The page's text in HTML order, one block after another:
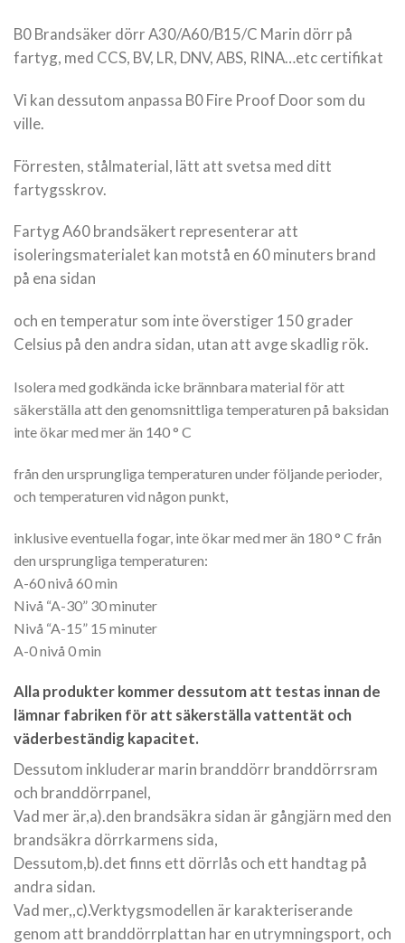
B0 Brandsäker dörr A30/A60/B15/C Marin dörr på
fartyg, med CCS, BV, LR, DNV, ABS, RINA…etc certifikat
Vi kan dessutom anpassa B0 Fire Proof Door som du
ville.
Förresten, stålmaterial, lätt att svetsa med ditt
fartygsskrov.
Fartyg A60 brandsäkert representerar att
isoleringsmaterialet kan motstå en 60 minuters brand
på ena sidan
och en temperatur som inte överstiger 150 grader
Celsius på den andra sidan, utan att avge skadlig rök.
Isolera med godkända icke brännbara material för att
säkerställa att den genomsnittliga temperaturen på baksidan
inte ökar med mer än 140 ° C
från den ursprungliga temperaturen under följande perioder,
och temperaturen vid någon punkt,
inklusive eventuella fogar, inte ökar med mer än 180 ° C från
den ursprungliga temperaturen:
A-60 nivå 60 min
Nivå “A-30” 30 minuter
Nivå “A-15” 15 minuter
A-0 nivå 0 min
Alla produkter kommer dessutom att testas innan de
lämnar fabriken för att säkerställa vattentät och
väderbeständig kapacitet.
Dessutom inkluderar marin branddörr branddörrsram
och branddörrpanel,
Vad mer är,a).den brandsäkra sidan är gångjärn med den
brandsäkra dörrkarmens sida,
Dessutom,b).det finns ett dörrlås och ett handtag på
andra sidan.
Vad mer,,c).Verktygsmodellen är karakteriserande
genom att branddörrplattan har en utrymningsport, och